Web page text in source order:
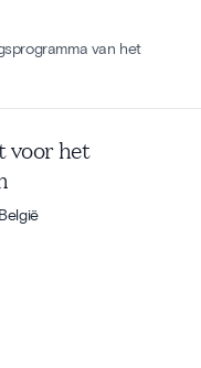
van het
voor het